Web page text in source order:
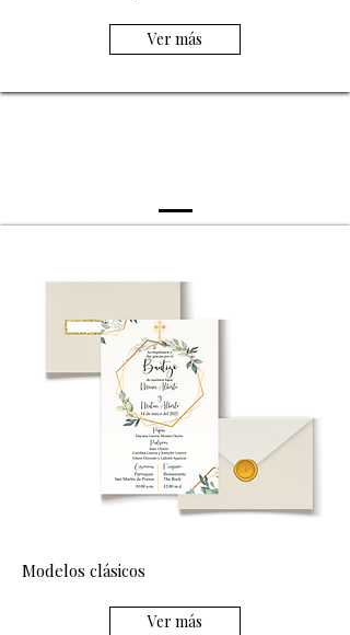
Ver más
Modelos clásicos
Ver más